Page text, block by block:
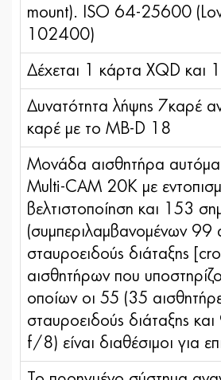
mount). ISO 64-25600
102400)
Δέχεται 1 κάρτα XQD και
Δυνατότητα λήψης 7καρέ
καρέ με το MB-D 18
Μονάδα αισθητήρα
Multi-CAM 20K με
βελτιστοποίηση και 153
(συμπεριλαμβανομένων 99
σταυροειδούς διάταξης
αισθητήρων που
οποίων οι 55 (35
σταυροειδούς διάταξης
f/8) είναι διαθέσιμοι για